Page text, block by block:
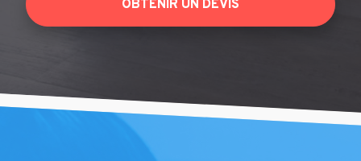
OBTENIR UN DEVIS